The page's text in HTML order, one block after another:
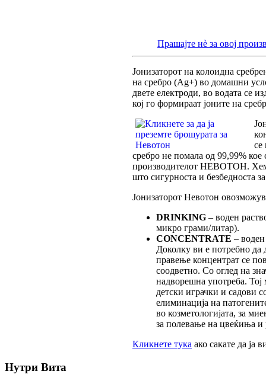
Прашајте нè за овој
Јонизаторот на колоидна
на сребро (Ag+) во домашни
двете електроди, во водата се
кој го формираат јоните на
се
сребро не помала од 99,99% кое
производителот НЕВОТОН.
што сигурноста и безбедноста
Јонизаторот Невотон
DRINKING – воден
микро грами/литар).
CONCENTRATE – воден
Доколку ви е потребно да
правење концентрат се
соодветно. Со оглед на
надворешна употреба.
детски играчки и садови
елиминација на
во козметологијата, за
за полевање на цвеќиња и
Кликнете тука ако сакате да
Нутри Вита